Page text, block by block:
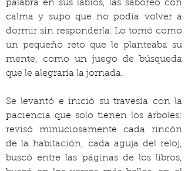
palabra en sus labios, las saboreó con
calma y supo que no podía volver a
dormir sin responderla. Lo tomó como
un pequeño reto que le planteaba su
mente, como un juego de búsqueda
que le alegraría la jornada.
Se levantó e inició su travesía con la
paciencia que solo tienen los árboles:
revisó minuciosamente cada rincón
de la habitación, cada aguja del reloj,
buscó entre las páginas de los libros,